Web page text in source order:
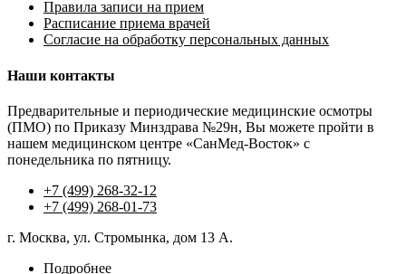
Правила записи на прием
Расписание приема врачей
Согласие на обработку персональных данных
Наши контакты
Предварительные и периодические медицинские осмотры
(ПМО) по Приказу Минздрава №29н, Вы можете пройти в
нашем медицинском центре «СанМед-Восток» с
понедельника по пятницу.
+7 (499) 268-32-12
+7 (499) 268-01-73
г. Москва, ул. Стромынка, дом 13 А.
Подробнее